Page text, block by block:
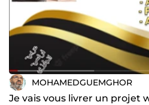
MOHAMEDGUEMGHOR
Je vais vous livrer un projet